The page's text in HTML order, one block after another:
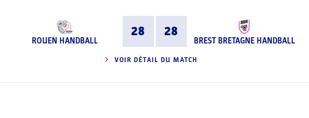
ROUEN HANDBALL
28 28
BREST BRETAGNE HANDBALL
VOIR DÉTAIL DU MATCH